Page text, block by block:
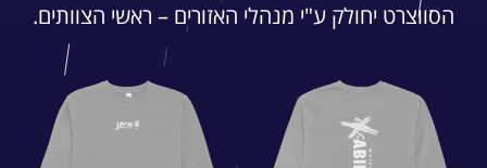
הסווצרט יחולק ע"י מנהלי האזורים – ראשי הצוותים.